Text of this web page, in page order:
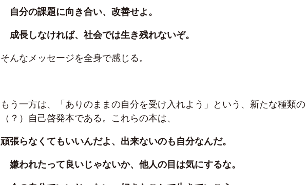
自分の課題に向き合い、改善せよ。
成長しなければ、社会では生き残れないぞ。
そんなメッセージを全身で感じる。
もう一方は、「ありのままの自分を受け入れよう」という、新たな種類の
（？）自己啓発本である。これらの本は、
頑張らなくてもいいんだよ、出来ないのも自分なんだ。
嫌われたって良いじゃないか、他人の目は気にするな。